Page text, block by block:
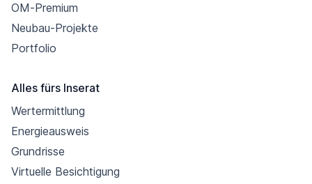
OM-Premium
Neubau-Projekte
Portfolio
Alles fürs Inserat
Wertermittlung
Energieausweis
Grundrisse
Virtuelle Besichtigung